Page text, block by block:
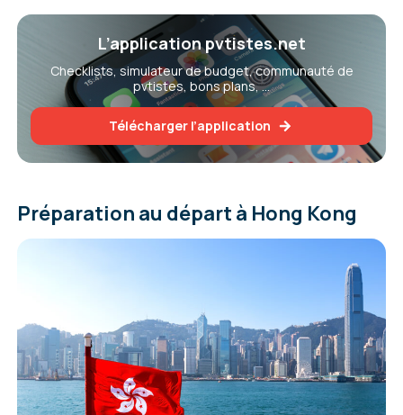
L’application pvtistes.net
Checklists, simulateur de budget, communauté de
pvtistes, bons plans, …
Télécharger l’application
Préparation au départ à Hong Kong